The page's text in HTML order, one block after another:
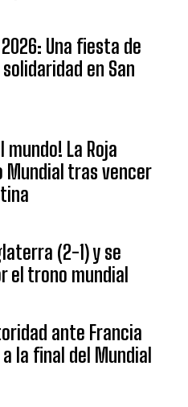
2026: Una fiesta de
en San
mundo! La Roja
Mundial tras vencer
(2-1) y se
el trono mundial
ante Francia
la final del Mundial